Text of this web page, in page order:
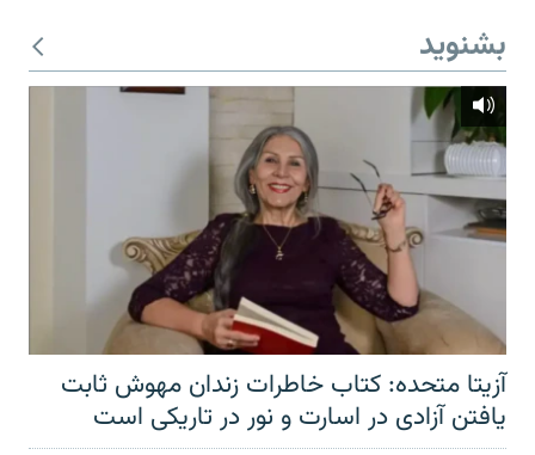
بشنوید
آزیتا متحده: کتاب خاطرات زندان مهوش ثابت
یافتن آزادی در اسارت و نور در تاریکی است